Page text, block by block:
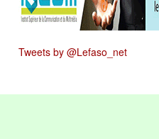
Tweets by @Lefaso_net